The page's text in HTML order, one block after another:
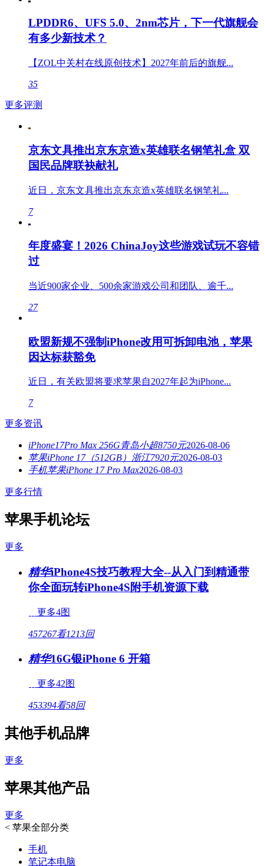
LPDDR6、UFS 5.0、2nm芯片，下一代旗舰会
有多少新技术？
【ZOL中关村在线原创技术】2027年前后的旗舰...
35
更多评测
京东文具推出京东京造x英雄联名钢笔礼盒 双
国民品牌联袂献礼
近日，京东文具推出京东京造x英雄联名钢笔礼...
7
年度盛宴！2026 ChinaJoy这些游戏试玩不容错
过
当近900家企业、500余家游戏公司和团队、逾千...
27
欧盟新规不强制iPhone改用可拆卸电池，苹果
因达标获豁免
近日，有关欧盟将要求苹果自2027年起为iPhone...
7
更多资讯
iPhone17Pro Max 256G青岛小超8750元2026-08-06
苹果iPhone 17（512GB）浙江7920元2026-08-03
手机苹果iPhone 17 Pro Max2026-08-03
更多行情
苹果手机论坛
更多
精华iPhone4S技巧教程大全--从入门到精通带
你全面玩转iPhone4S附手机资源下载
更多4图
457267看1213回
精华16G银iPhone 6 开箱
更多42图
453394看58回
其他手机品牌
更多
苹果其他产品
更多
< 苹果全部分类
手机
笔记本电脑